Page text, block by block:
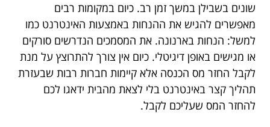
שונים בשבילן במשך זמן רב. כיום במקומות רבים
מאפשרים להגיש את ההנחות באמצעות האינטרנט כמו
למשל: הנחות בארנונה. את המסמכים הנדרשים סורקים
או מגישים באופן דיגיטלי. כיום אין צורך להתרוצץ על מנת
לקבל החזר מס הכנסה אלא קיימות חברות רבות שבעזרת
תהליך קצר באינטרנט בלי לצאת מהבית ידאגו לכם
להחזר המס שעליכם לקבל.